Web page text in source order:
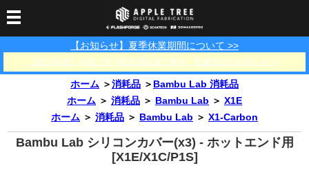
【お知らせ】夏季休業期間について >>
【佐川急便】地震に伴う配送遅延及び集荷・配達停止のお知らせ >>
3Dプリンター
3Dプリンター一覧 FLASHFORGE Bambu Lab
3Dスキャナー
SCANOLOGY 3DeVOK 3Dスキャナー消耗品
3DMakerpro
フィラメント
フィラメント一覧 FLASHFORGE Bambu Lab
FusRock その他
光造形用レジン
DLP用レジン LCD用レジン エキマテ レジン
消耗品
部品
ホーム ＞消耗品 ＞ Bambu Lab 消耗品
ホーム ＞ 消耗品 ＞ Bambu Lab ＞ X1E
ホーム ＞ 消耗品 ＞ Bambu Lab ＞ X1-Carbon
Bambu Lab シリコンカバー(x3) - ホットエンド用
[X1E/X1C/P1S]